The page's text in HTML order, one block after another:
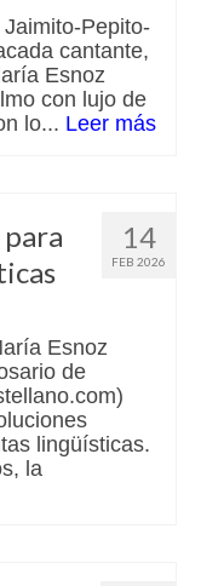
Pepito-
cantante,
Esnoz
con lujo de
lo... Leer más
14
FEB 2026
Esnoz
de
lingüísticas.
la